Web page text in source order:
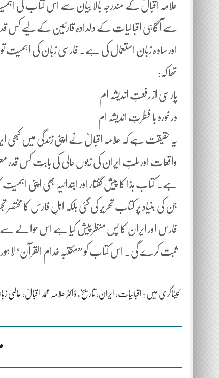
علامہ اقبالؒ کے مندرجہ بالا بیان سے اس کتاب کی
سے آگاہی اقبالیات کے دلدادہ قارئین کے لیے
اور سادہ زبان استعمال کی ہے۔ فارسی زبان کی اہمیت
تھا کہ:
پارسی از رفعتِ اندیشہ ام
در خورد با فطرتِ اندیشہ ام
یہ حقیقت ہے کہ علامہ اقبالؒ نے اپنی زندگی میں
واقعات اور ملّتِ ایران کی زبوں حالی کی بابت کس
ہے۔ کتاب ہذا کا پیش گفتار اور ابتدائیہ بھی
جن کی بنیاد پر کتاب تحریر کی گئی بلکہ اہلِ فارس کا
فارس اور ایران کا پس منظرپیش کیا ہے اس حوالے
ثبت کرے گی۔ اس کتاب کو ”مکتبہ خدام القرآن‘
کیٹاگری میں : اقبالیات، ایران، تاریخ ، ڈاکٹر علامہ محمد اقبالؒ، عالمی